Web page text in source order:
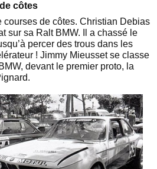
côtes
courses de côtes. Christian Debias
sur sa Ralt BMW. Il a chassé le
percer des trous dans les
! Jimmy Mieusset se classe
devant le premier proto, la